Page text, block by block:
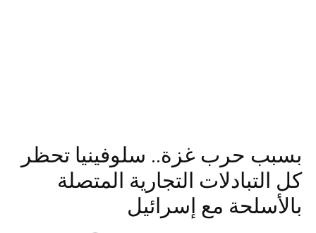
بسبب حرب غزة.. سلوفينيا تحظر
كل التبادلات التجارية المتصلة
بالأسلحة مع إسرائيل